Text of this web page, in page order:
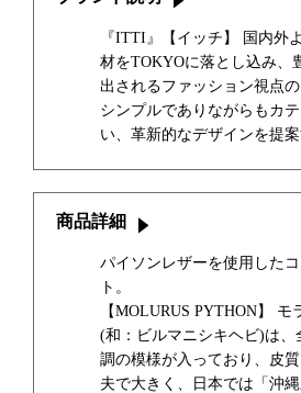
『ITTI』【イッチ】 国内外
材をTOKYOに落とし込み、
出されるファッション視点
シンプルでありながらもカ
い、革新的なデザインを提案
商品詳細
パイソンレザーを使用した
ト。
【MOLURUS PYTHON】 モ
(和：ビルマニシキヘビ)は、
調の模様が入っており、皮
夫で大きく、日本では「沖